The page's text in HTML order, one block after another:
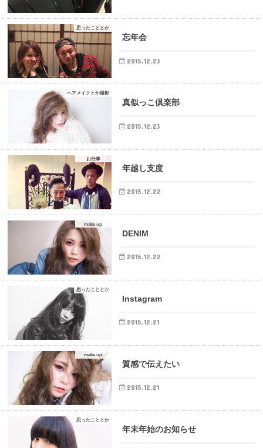
思ったこととか
忘年会
2015.12.23
ヘアメイクとか撮影
真似っこ倶楽部
2015.12.23
お仕事
年越し支度
2015.12.22
make up
DENIM
2015.12.22
思ったこととか
Instagram
2015.12.21
make up
質感で伝えたい
2015.12.21
思ったこととか
年末年始のお知らせ